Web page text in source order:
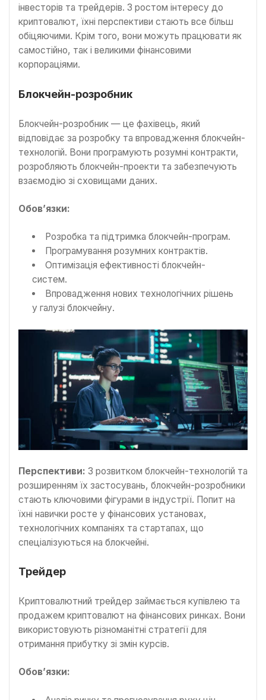
інвесторів та трейдерів. З ростом інтересу до
криптовалют, їхні перспективи стають все більш
обіцяючими. Крім того, вони можуть працювати як
самостійно, так і великими фінансовими
корпораціями.
Блокчейн-розробник
Блокчейн-розробник — це фахівець, який
відповідає за розробку та впровадження блокчейн-
технологій. Вони програмують розумні контракти,
розробляють блокчейн-проекти та забезпечують
взаємодію зі сховищами даних.
Обов’язки:
Розробка та підтримка блокчейн-програм.
Програмування розумних контрактів.
Оптимізація ефективності блокчейн-
систем.
Впровадження нових технологічних рішень
у галузі блокчейну.
Перспективи: З розвитком блокчейн-технологій та
розширенням їх застосувань, блокчейн-розробники
стають ключовими фігурами в індустрії. Попит на
їхні навички росте у фінансових установах,
технологічних компаніях та стартапах, що
спеціалізуються на блокчейні.
Трейдер
Криптовалютний трейдер займається купівлею та
продажем криптовалют на фінансових ринках. Вони
використовують різноманітні стратегії для
отримання прибутку зі змін курсів.
Обов’язки: